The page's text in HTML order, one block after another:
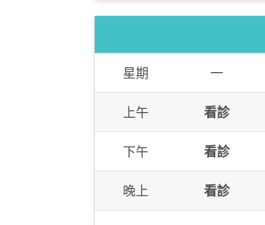
星期 一
上午 看診
下午 看診
晚上 看診